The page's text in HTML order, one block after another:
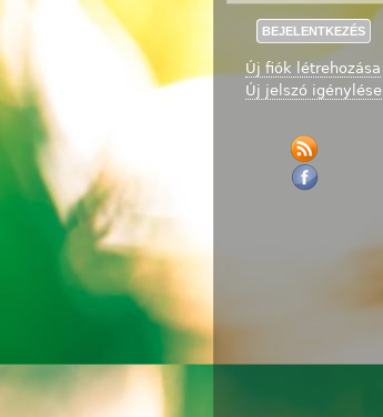
Új fiók létrehozása
Új jelszó igénylése